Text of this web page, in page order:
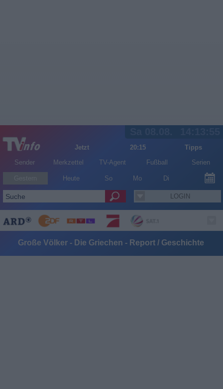
Jetzt 20:15
Tipps
Sender
Merkzettel TV-Agent Fußball Serien
Heute So Mo Di
LOGIN
Große Völker - Die Griechen - Report / Geschichte